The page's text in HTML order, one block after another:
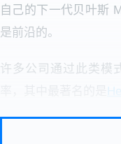
自己的下一代贝叶斯
是前沿的。
许多公司通过此类模